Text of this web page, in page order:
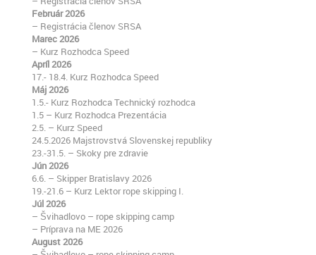
Február 2026
– Registrácia členov SRSA
Marec 2026
– Kurz Rozhodca Speed
Apríl 2026
17.- 18.4. Kurz Rozhodca Speed
Máj 2026
1.5.- Kurz Rozhodca Technický rozhodca
1.5 – Kurz Rozhodca Prezentácia
2.5. – Kurz Speed
24.5.2026 Majstrovstvá Slovenskej republiky
23.-31.5. – Skoky pre zdravie
Jún 2026
6.6. – Skipper Bratislavy 2026
19.-21.6 – Kurz Lektor rope skipping I.
Júl 2026
– Švihadlovo – rope skipping camp
– Príprava na ME 2026
August 2026